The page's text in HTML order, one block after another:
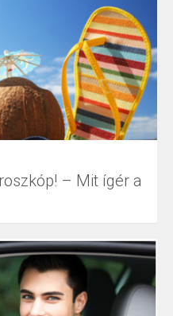
– Mit ígér a